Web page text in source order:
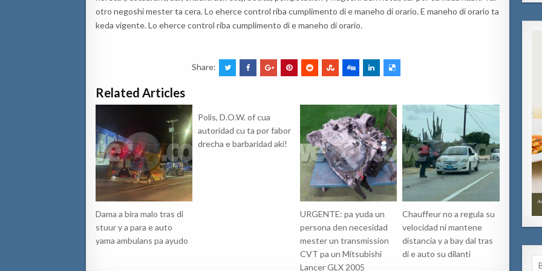
otro negoshi mester ta cera. Lo eherce control riba cumplimento di e maneho di orario. E maneho di orario ta
keda vigente. Lo eherce control riba cumplimento di e maneho di orario.
Share:
Related Articles
Dama a bira malo tras di
stuur y a para e auto
yama ambulans pa ayudo
Polis, D.O.W. of cua
autoridad cu ta por fabor
drecha e barbaridad aki!
URGENTE: pa yuda un
persona den necesidad
mester un transmission
CVT pa un Mitsubishi
Lancer GLX 2005
Chauffeur no a regula su
velocidad ni mantene
distancia y a bay dal tras
di e auto su dilanti